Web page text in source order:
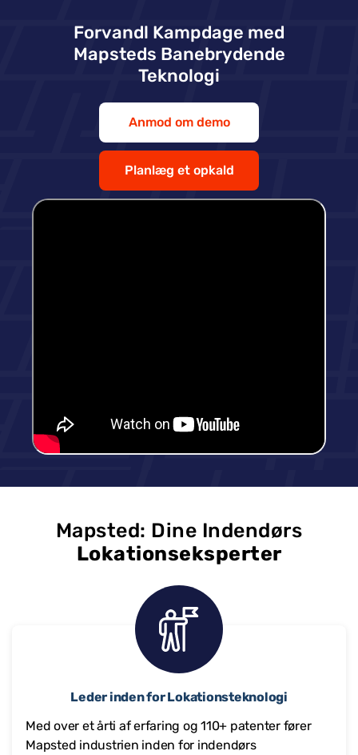
Forvandl Kampdage med
Mapsteds Banebrydende
Teknologi
Anmod om demo
Planlæg et opkald
Mapsted: Dine Indendørs
Lokationseksperter
Leder inden for Lokationsteknologi
Med over et årti af erfaring og 110+ patenter fører
Mapsted industrien inden for indendørs